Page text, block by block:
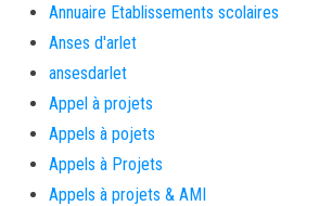
Annuaire Etablissements scolaires
Anses d'arlet
ansesdarlet
Appel à projets
Appels à pojets
Appels à Projets
Appels à projets & AMI